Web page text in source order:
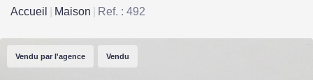
Accueil Maison Ref. : 492
Vendu par l'agence Vendu